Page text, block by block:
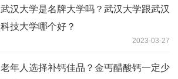
武汉大学是名牌大学吗？武汉大学跟武汉
科技大学哪个好？
2023-03-27
老年人选择补钙佳品？金丐醋酸钙一定少